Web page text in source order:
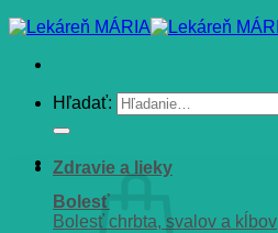
Hľadať:
Zdravie a lieky
Bolesť
Bolesť chrbta, svalov a kĺbov